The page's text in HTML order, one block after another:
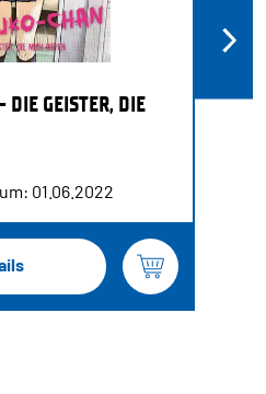
GEISTER, DIE
01.06.2022